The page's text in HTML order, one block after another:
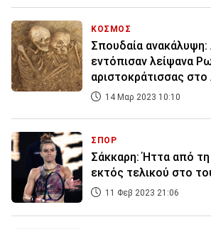
ΚΟΣΜΟΣ
Σπουδαία ανακάλυψη:
εντόπισαν λείψανα
αριστοκράτισσας στο
14 Μαρ 2023 10:10
ΣΠΟΡ
Σάκκαρη: Ήττα από τη
εκτός τελικού στο
11 Φεβ 2023 21:06